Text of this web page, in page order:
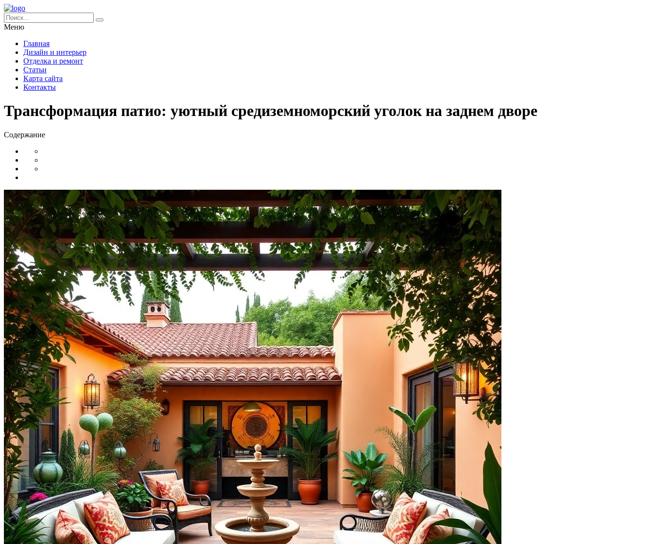
Меню
Главная
Дизайн и интерьер
Отделка и ремонт
Статьи
Карта сайта
Контакты
Трансформация патио: уютный средиземноморский уголок на заднем дворе
Содержание